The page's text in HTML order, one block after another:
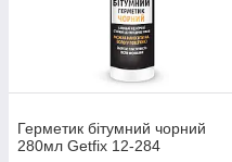
Герметик бітумний чорний
280мл Getfix 12-284